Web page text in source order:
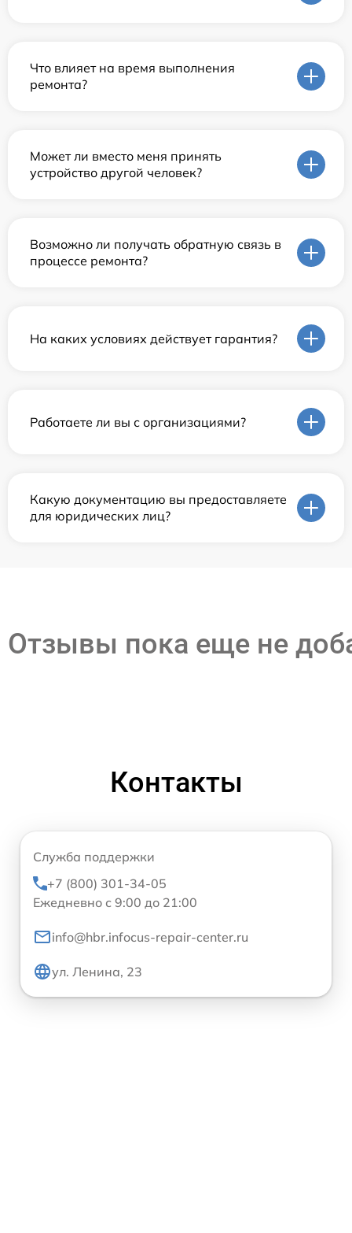
Что влияет на время выполнения
ремонта?
Может ли вместо меня принять
устройство другой человек?
Возможно ли получать обратную связь в
процессе ремонта?
На каких условиях действует гарантия?
Работаете ли вы с организациями?
Какую документацию вы предоставляете
для юридических лиц?
Отзывы пока еще не
Контакты
Служба поддержки
+7 (800) 301-34-05
Ежедневно с 9:00 до 21:00
info@hbr.infocus-repair-center.ru
ул. Ленина, 23